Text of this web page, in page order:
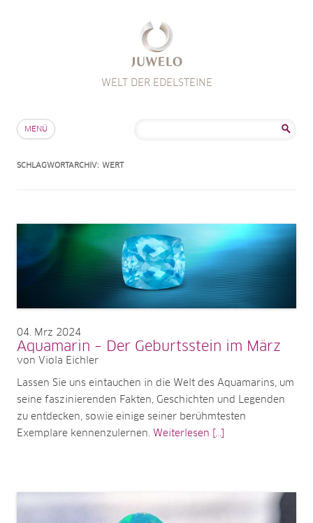
WELT DER EDELSTEINE
MENÜ
SCHLAGWORTARCHIV: WERT
04 Mrz 2024
Aquamarin – Der Geburtsstein im März
von Viola Eichler
Lassen Sie uns eintauchen in die Welt des Aquamarins, um
seine faszinierenden Fakten, Geschichten und Legenden
zu entdecken, sowie einige seiner berühmtesten
Exemplare kennenzulernen. Weiterlesen [...]